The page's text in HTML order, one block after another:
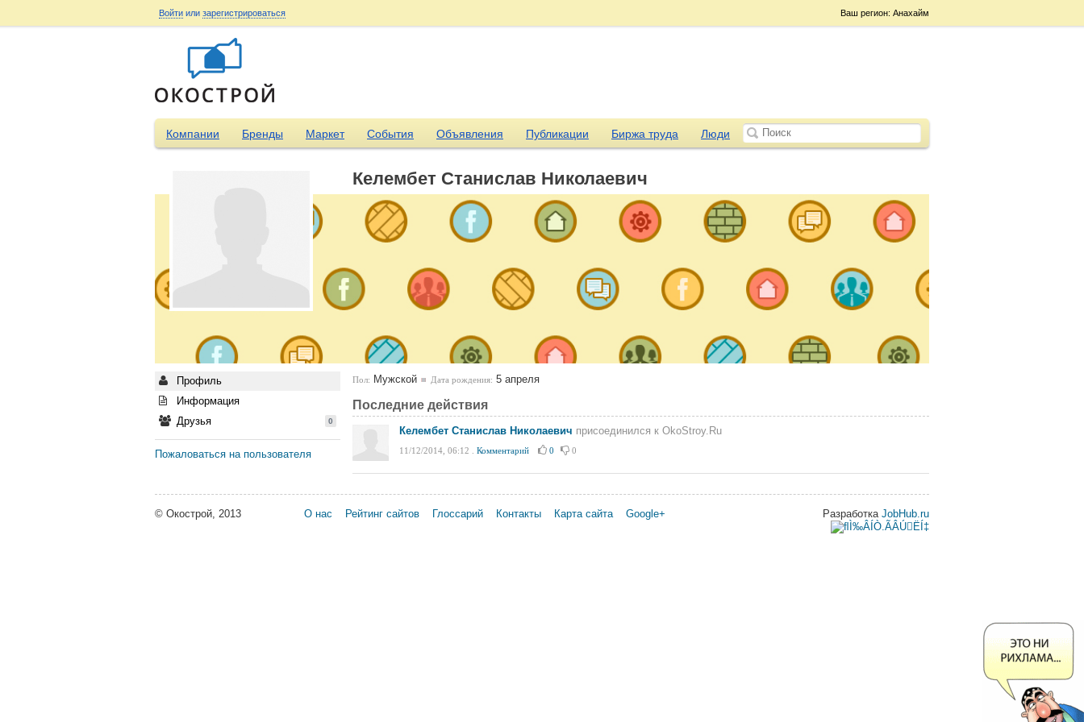
Ваш регион: Анахайм
Войти или зарегистрироваться
Компании Бренды Маркет События Объявления Публикации Биржа труда Люди
Профиль
Информация
Друзья
0
Пожаловаться на пользователя
Келембет Станислав Николаевич
Пол: Мужской Дата рождения: 5 апреля
Последние действия
Келембет Станислав Николаевич присоединился к OkoStroy.Ru
11/12/2014, 06:12 Комментарий 0 0
© Окострой, 2013 О нас Рейтинг сайтов Глоссарий Контакты Карта сайта Google+ Разработка JobHub.ru